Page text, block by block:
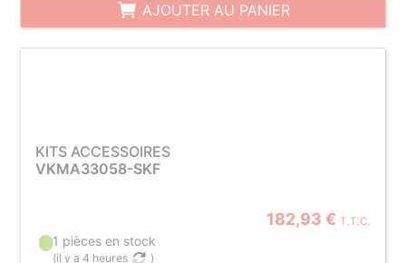
AJOUTER AU PANIER
KITS ACCESSOIRES
VKMA33058-SKF
182,93 € T.T.C.
1 pièces en stock
(il y a 4 heures )